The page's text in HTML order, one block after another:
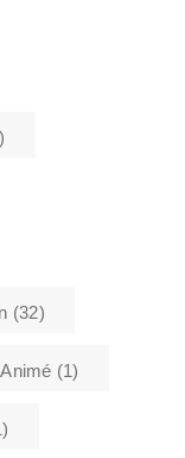
(32)
(1)